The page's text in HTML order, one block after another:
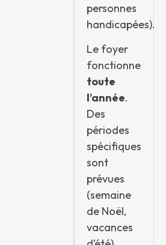
personnes
handicapées).
Le foyer
fonctionne
toute
l’année.
Des
périodes
spécifiques
sont
prévues
(semaine
de Noël,
vacances